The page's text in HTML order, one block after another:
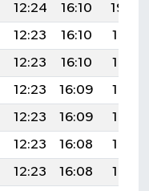
12:24 16:10
19:20
12:23 16:10
19:19
12:23 16:10
19:17
12:23 16:09
19:16
12:23 16:09
19:15
12:23 16:08
19:14
12:23 16:08
19:12